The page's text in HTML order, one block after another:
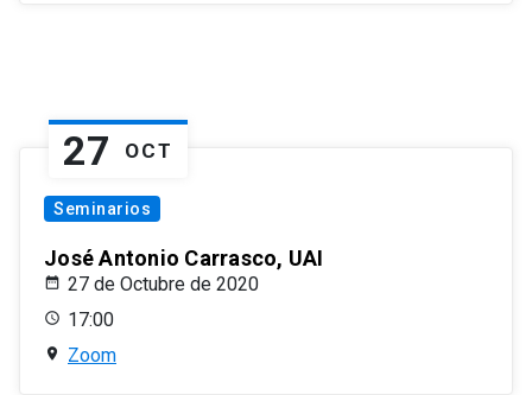
27 OCT
Seminarios
José Antonio Carrasco, UAI
27 de Octubre de 2020
17:00
Zoom